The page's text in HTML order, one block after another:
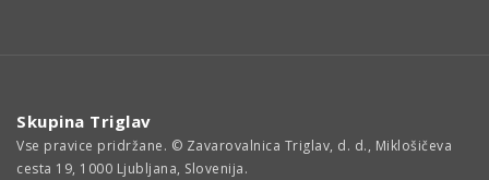
Skupina Triglav
Vse pravice pridržane. © Zavarovalnica Triglav, d. d., Miklošičeva
cesta 19, 1000 Ljubljana, Slovenija.